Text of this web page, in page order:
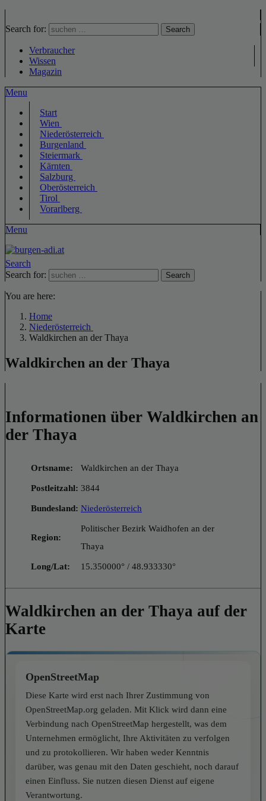
Search for: Search
Verbraucher
Wissen
Magazin
Menu
Start
Wien
Niederösterreich
Burgenland
Steiermark
Kärnten
Salzburg
Oberösterreich
Tirol
Vorarlberg
Menu
Search
Search for:
Search
You are here:
Home
Niederösterreich
Waldkirchen an der Thaya
Waldkirchen an der Thaya
Informationen über Waldkirchen an
der Thaya
Ortsname: Waldkirchen an der Thaya
Postleitzahl: 3844
Bundesland: Niederösterreich
Region:
Politischer Bezirk Waidhofen an der
Thaya
Long/Lat: 15.350000° / 48.933330°
Waldkirchen an der Thaya auf der
Karte
OpenStreetMap
Diese Karte wird erst nach Ihrer Zustimmung von
OpenStreetMap.org geladen. Mit Klick wird dann eine
Verbindung nach OpenStreetMap hergestellt, was dem
Unternehmen ermöglicht, Ihre Aktivitäten zu verfolgen
und zu protokollieren. Wir haben weder Kenntnis
darüber, was genau mit den Daten geschieht, noch darauf
einen Einfluss. Sie nutzen diesen Dienst auf eigene
Verantwortung.